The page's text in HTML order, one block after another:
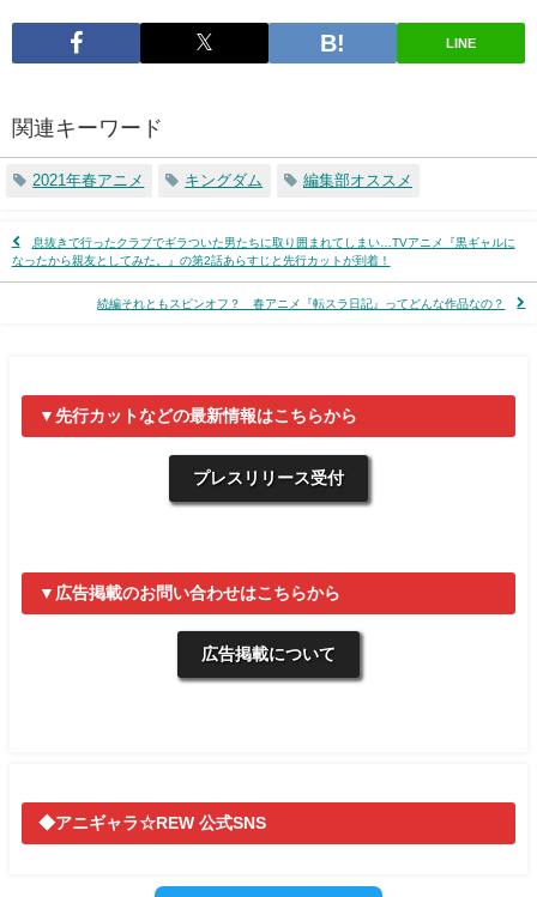
LINE
関連キーワード
2021年春アニメ キングダム 編集部オススメ
息抜きで行ったクラブでギラついた男たちに取り囲まれてしまい…TVアニメ『黒ギャルに
なったから親友としてみた。』の第2話あらすじと先行カットが到着！
続編それともスピンオフ？ 春アニメ『転スラ日記』ってどんな作品なの？
▼先行カットなどの最新情報はこちらから
プレスリリース受付
▼広告掲載のお問い合わせはこちらから
広告掲載について
◆アニギャラ☆REW 公式SNS